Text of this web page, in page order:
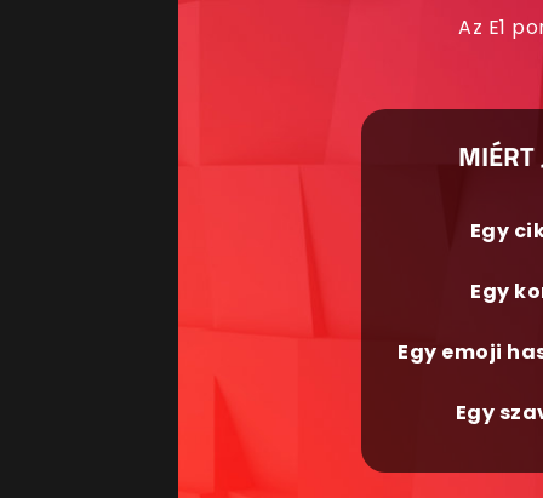
Az E1
MIÉRT
Egy
Egy
Egy emoji
Egy